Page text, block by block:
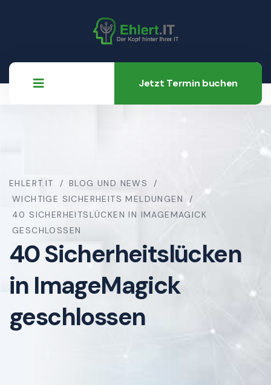
Jetzt Termin buchen
EHLERT.IT
BLOG UND NEWS
WICHTIGE SICHERHEITS MELDUNGEN
40 SICHERHEITSLÜCKEN IN IMAGEMAGICK
GESCHLOSSEN
40 Sicherheitslücken
in ImageMagick
geschlossen